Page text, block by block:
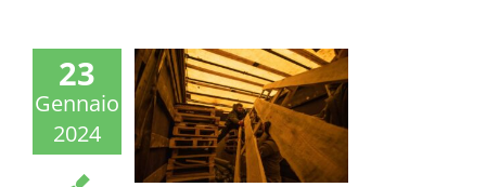
23
Gennaio
2024